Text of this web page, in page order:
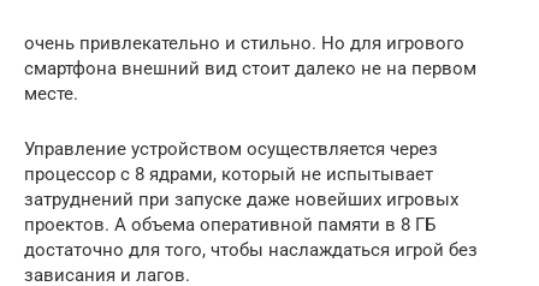
очень привлекательно и стильно. Но для игрового
смартфона внешний вид стоит далеко не на первом
месте.
Управление устройством осуществляется через
процессор с 8 ядрами, который не испытывает
затруднений при запуске даже новейших игровых
проектов. А объема оперативной памяти в 8 ГБ
достаточно для того, чтобы наслаждаться игрой без
зависания и лагов.